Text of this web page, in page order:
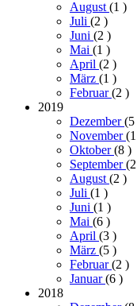
August (1 )
Juli (2 )
Juni (2 )
Mai (1 )
April (2 )
März (1 )
Februar(2 )
2019
Dezember(5
November(1
Oktober(8 )
September(2
August (2 )
Juli (1 )
Juni (1 )
Mai (6 )
April (3 )
März (5 )
Februar(2 )
Januar(6 )
2018